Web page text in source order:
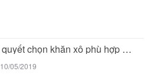
Bí quyết chọn khăn xô phù hợp với làn...
10/05/2019